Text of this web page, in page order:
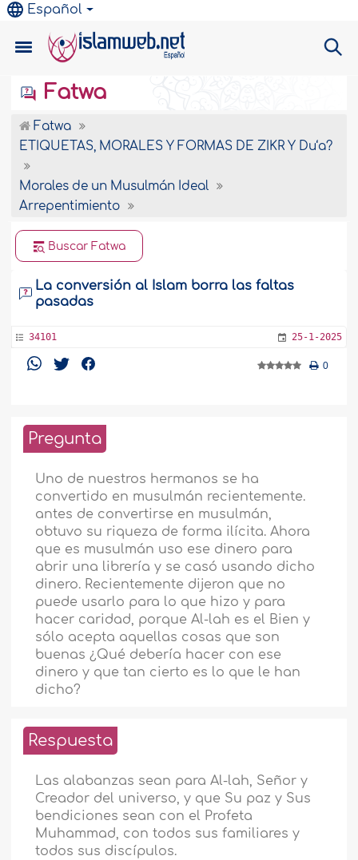
Español
Fatwa
Fatwa
ETIQUETAS, MORALES Y FORMAS DE ZIKR Y Du‘a?
Morales de un Musulmán Ideal
Arrepentimiento
Buscar Fatwa
La conversión al Islam borra las faltas
pasadas
34101 25-1-2025
0
Pregunta
Uno de nuestros hermanos se ha
convertido en musulmán recientemente.
antes de convertirse en musulmán,
obtuvo su riqueza de forma ilícita. Ahora
que es musulmán uso ese dinero para
abrir una librería y se casó usando dicho
dinero. Recientemente dijeron que no
puede usarlo para lo que hizo y para
hacer caridad, porque Al-lah es el Bien y
sólo acepta aquellas cosas que son
buenas ¿Qué debería hacer con ese
dinero y que tan cierto es lo que le han
dicho?
Respuesta
Las alabanzas sean para Al-lah, Señor y
Creador del universo, y que Su paz y Sus
bendiciones sean con el Profeta
Muhammad, con todos sus familiares y
todos sus discípulos.